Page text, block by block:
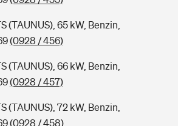
(TAUNUS), 65 kW, Benzin,
(0928 / 456)
(TAUNUS), 66 kW, Benzin,
(0928 / 457)
(TAUNUS), 72 kW, Benzin,
(0928 / 458)